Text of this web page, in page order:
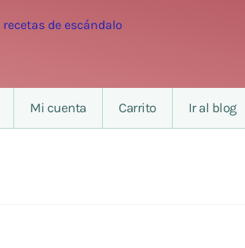
Mi cuenta Carrito Ir al blog